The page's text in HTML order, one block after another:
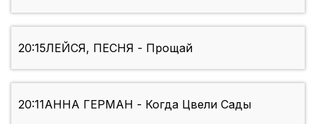
20:15ЛЕЙСЯ, ПЕСНЯ - Прощай
20:11АННА ГЕРМАН - Когда Цвели Сады